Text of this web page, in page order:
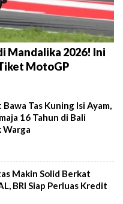
Mandalika 2026! Ini
MotoGP
Tas Kuning Isi Ayam,
16 Tahun di Bali
Warga
Makin Solid Berkat
BRI Siap Perluas Kredit